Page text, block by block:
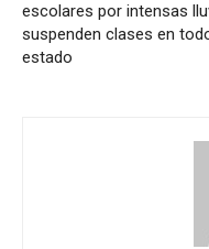
escolares por intensas
suspenden clases en
estado